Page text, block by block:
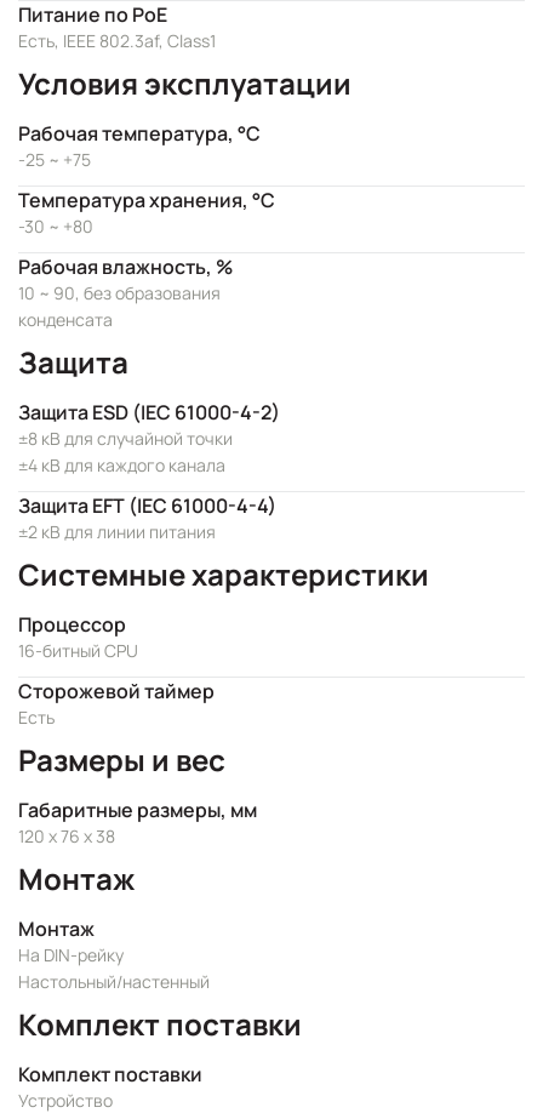
Питание по PoE
Есть, IEEE 802.3af, Class1
Условия эксплуатации
Рабочая температура, °C
-25 ~ +75
Температура хранения, °C
-30 ~ +80
Рабочая влажность, %
10 ~ 90, без образования
конденсата
Защита
Защита ESD (IEC 61000-4-2)
±8 кВ для случайной точки
±4 кВ для каждого канала
Защита EFT (IEC 61000-4-4)
±2 кВ для линии питания
Системные характеристики
Процессор
16-битный CPU
Сторожевой таймер
Есть
Размеры и вес
Габаритные размеры, мм
120 x 76 x 38
Монтаж
Монтаж
На DIN-рейку
Настольный/настенный
Комплект поставки
Комплект поставки
Устройство